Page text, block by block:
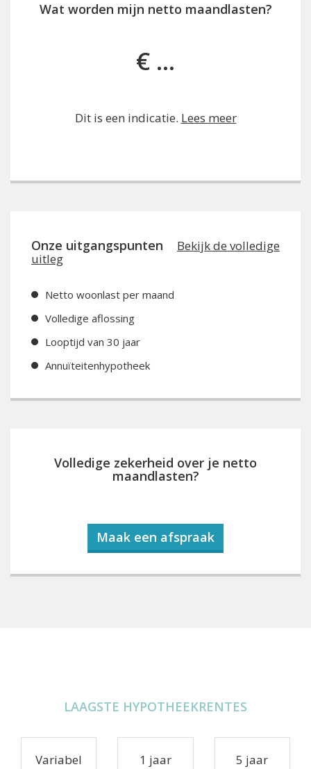
Wat worden mijn netto maandlasten?
€ ...
Dit is een indicatie. Lees meer
Onze uitgangspunten
Bekijk de volledige
uitleg
Netto woonlast per maand
Volledige aflossing
Looptijd van 30 jaar
Annuïteitenhypotheek
Volledige zekerheid over je netto
maandlasten?
Maak een afspraak
LAAGSTE HYPOTHEEKRENTES
Variabel
1 jaar
5 jaar